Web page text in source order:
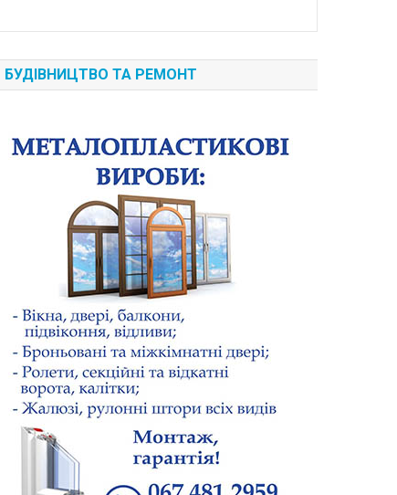
БУДІВНИЦТВО ТА РЕМОНТ